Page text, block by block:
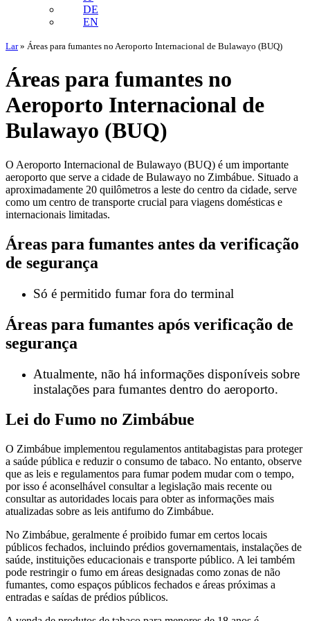
DE
EN
Lar» Áreas para fumantes no Aeroporto Internacional de Bulawayo (BUQ)
Áreas para fumantes no
Aeroporto Internacional de
Bulawayo (BUQ)
O Aeroporto Internacional de Bulawayo (BUQ) é um importante
aeroporto que serve a cidade de Bulawayo no Zimbábue. Situado a
aproximadamente 20 quilômetros a leste do centro da cidade, serve
como um centro de transporte crucial para viagens domésticas e
internacionais limitadas.
Áreas para fumantes antes da verificação
de segurança
Só é permitido fumar fora do terminal
Áreas para fumantes após verificação de
segurança
Atualmente, não há informações disponíveis sobre
instalações para fumantes dentro do aeroporto.
Lei do Fumo no Zimbábue
O Zimbábue implementou regulamentos antitabagistas para proteger
a saúde pública e reduzir o consumo de tabaco. No entanto, observe
que as leis e regulamentos para fumar podem mudar com o tempo,
por isso é aconselhável consultar a legislação mais recente ou
consultar as autoridades locais para obter as informações mais
atualizadas sobre as leis antifumo do Zimbábue.
No Zimbábue, geralmente é proibido fumar em certos locais
públicos fechados, incluindo prédios governamentais, instalações de
saúde, instituições educacionais e transporte público. A lei também
pode restringir o fumo em áreas designadas como zonas de não
fumantes, como espaços públicos fechados e áreas próximas a
entradas e saídas de prédios públicos.